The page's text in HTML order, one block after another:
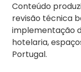
Conteúdo
revisão técnica
implementação
hotelaria,
Portugal.